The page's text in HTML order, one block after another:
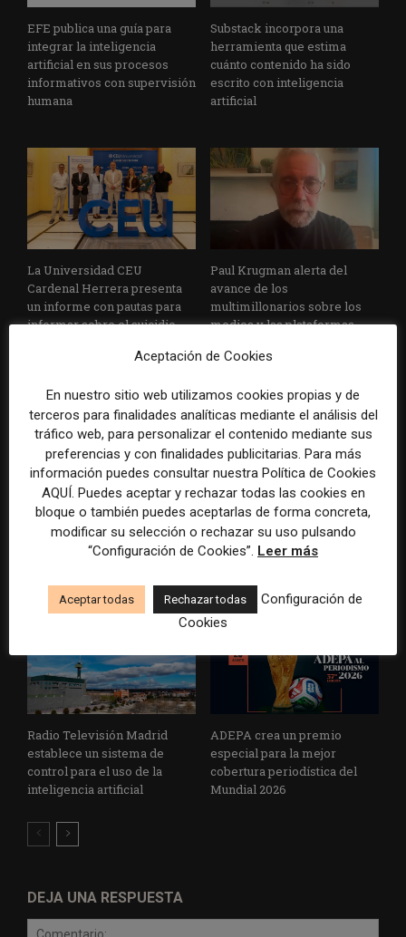
EFE publica una guía para
integrar la inteligencia
artificial en sus procesos
informativos con supervisión
humana
Substack incorpora una
herramienta que estima
cuánto contenido ha sido
escrito con inteligencia
artificial
La Universidad CEU
Cardenal Herrera presenta
un informe con pautas para
informar sobre el suicidio
Paul Krugman alerta del
avance de los
multimillonarios sobre los
medios y las plataformas
La Marea cierra 2025 con
superávit, pero su
cooperativa pierde 38.542
El Premio Gabo 2026
reconoce cinco historias de
Brasil, España y El Salvador
sobre el poder, la memoria y
Radio Televisión Madrid
establece un sistema de
control para el uso de la
inteligencia artificial
ADEPA crea un premio
especial para la mejor
cobertura periodística del
Mundial 2026
DEJA UNA RESPUESTA
Aceptación de Cookies
En nuestro sitio web utilizamos cookies propias y de
terceros para finalidades analíticas mediante el análisis del
tráfico web, para personalizar el contenido mediante sus
preferencias y con finalidades publicitarias. Para más
información puedes consultar nuestra Política de Cookies
AQUÍ. Puedes aceptar y rechazar todas las cookies en
bloque o también puedes aceptarlas de forma concreta,
modificar su selección o rechazar su uso pulsando
“Configuración de Cookies”. Leer más
Aceptar todas Rechazar todas
Configuración de
Cookies